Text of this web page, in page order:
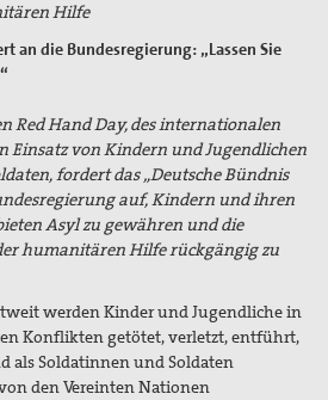
Hilfe
an die Bundesregierung: „Lassen Sie
Red Hand Day, des internationalen
Einsatz von Kindern und Jugendlichen
fordert das „Deutsche Bündnis
auf, Kindern und ihren
Asyl zu gewähren und die
humanitären Hilfe rückgängig zu
werden Kinder und Jugendliche in
Konflikten getötet, verletzt, entführt,
als Soldatinnen und Soldaten
den Vereinten Nationen